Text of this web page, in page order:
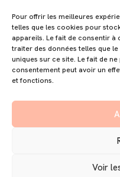
Pour offrir les meilleures
telles que les cookies pour
appareils. Le fait de consentir
traiter des données telles que
uniques sur ce site. Le fait de
consentement peut avoir un
et fonctions.
Voir
Stop Mal de Dos
Silhouette Tonique
À PROPOS
Livre Pilates au Mur
© 2026 e-Pilates · Audrey